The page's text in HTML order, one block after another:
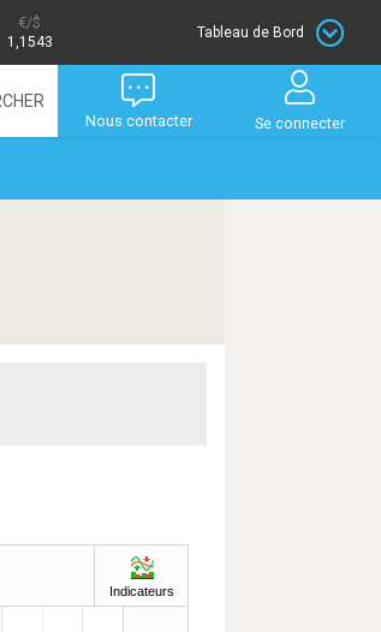
/$
1,1543
Tableau de Bord
Nous contacter Se connecter